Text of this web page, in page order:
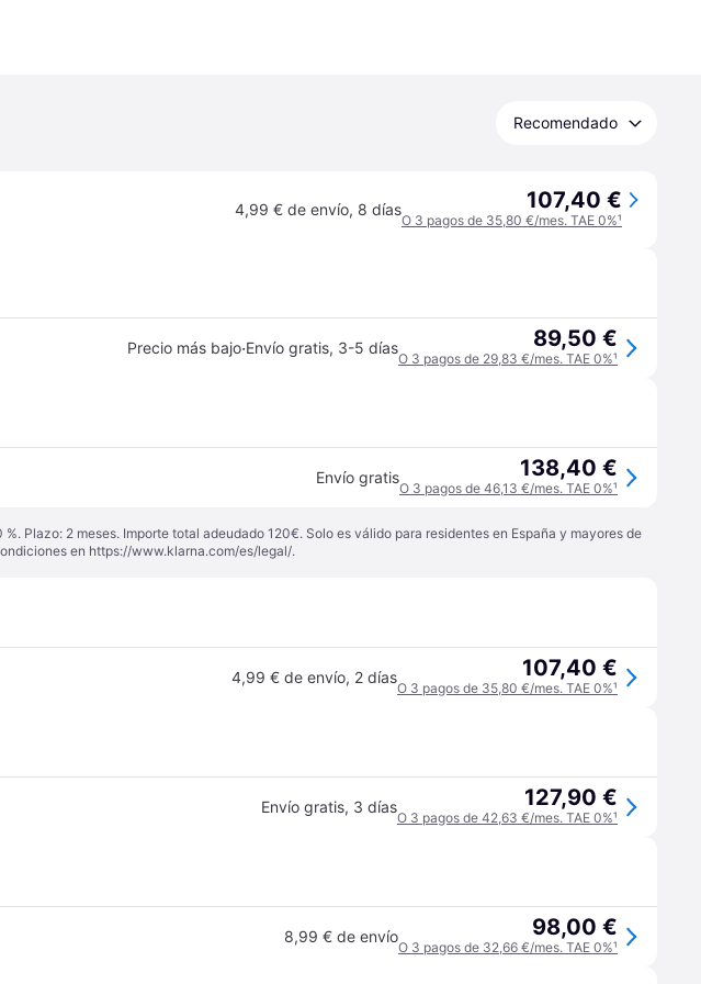
Recomendado
4,99 € de envío, 8 días 107,40 €
O 3 pagos de 35,80 €/mes. TAE 0%¹
Precio más bajo·Envío gratis, 3-5 días 89,50 €
O 3 pagos de 29,83 €/mes. TAE 0%¹
Envío gratis 138,40 €
O 3 pagos de 46,13 €/mes. TAE 0%¹
Plazo: 2 meses. Importe total adeudado 120€. Solo es válido para residentes en España y mayores de
en https://www.klarna.com/es/legal/.
4,99 € de envío, 2 días 107,40 €
O 3 pagos de 35,80 €/mes. TAE 0%¹
Envío gratis, 3 días 127,90 €
O 3 pagos de 42,63 €/mes. TAE 0%¹
8,99 € de envío 98,00 €
O 3 pagos de 32,66 €/mes. TAE 0%¹